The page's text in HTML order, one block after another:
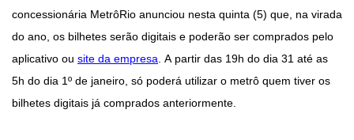
concessionária MetrôRio anunciou nesta quinta (5) que, na virada
do ano, os bilhetes serão digitais e poderão ser comprados pelo
aplicativo ou site da empresa. A partir das 19h do dia 31 até as
5h do dia 1º de janeiro, só poderá utilizar o metrô quem tiver os
bilhetes digitais já comprados anteriormente.